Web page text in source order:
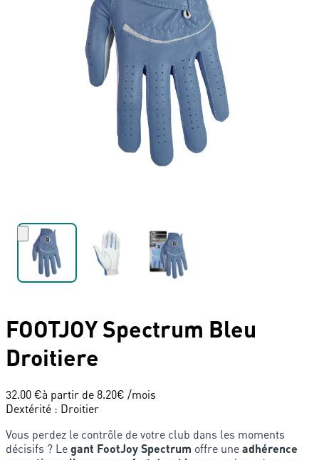
FOOTJOY Spectrum Bleu
Droitiere
32.00 €à partir de 8.20€ /mois
Dextérité : Droitier
Vous perdez le contrôle de votre club dans les moments
décisifs ? Le gant FootJoy Spectrum offre une adhérence